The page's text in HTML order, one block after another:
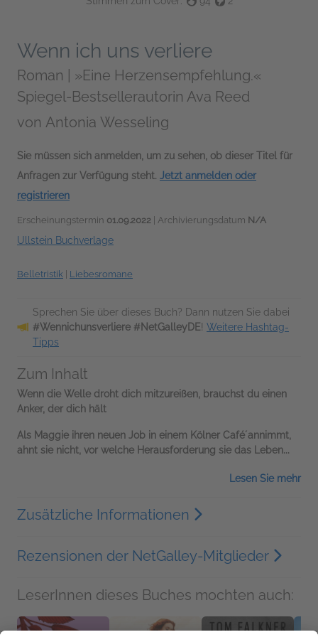
Wenn ich uns verliere
Roman | »Eine Herzensempfehlung.«
Spiegel-Bestsellerautorin Ava Reed
von Antonia Wesseling
Sie müssen sich anmelden, um zu sehen, ob dieser Titel für
Anfragen zur Verfügung steht. Jetzt anmelden oder
registrieren
Erscheinungstermin 01.09.2022 | Archivierungsdatum N/A
Ullstein Buchverlage
Belletristik Liebesromane
Sprechen Sie über dieses Buch? Dann nutzen Sie dabei
#Wennichunsverliere #NetGalleyDE! Weitere Hashtag-
Tipps
Zum Inhalt
Wenn die Welle droht dich mitzureißen, brauchst du einen
Anker, der dich hält
Als Maggie ihren neuen Job in einem Kölner Café́ annimmt,
ahnt sie nicht, vor welche Herausforderung sie das Leben...
Lesen Sie mehr
Zusätzliche Informationen
Rezensionen der NetGalley-Mitglieder
LeserInnen dieses Buches mochten auch: